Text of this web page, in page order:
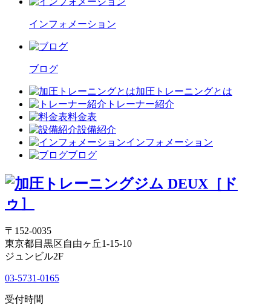
インフォメーション
ブログ
加圧トレーニングとは
トレーナー紹介
料金表
設備紹介
インフォメーション
ブログ
〒152-0035
東京都目黒区自由ヶ丘1-15-10
ジュンビル2F
03-5731-0165
受付時間